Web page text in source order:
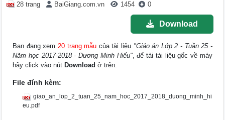
28 trang BaiGiang.com.vn 1454 0
Download
Bạn đang xem20 trang mẫu của tài liệu "Giáo án Lớp 2 - Tuần 25 -
Năm học 2017-2018 - Dương Minh Hiếu", để tải tài liệu gốc về máy
hãy click vào nút Download ở trên.
File đính kèm:
giao_an_lop_2_tuan_25_nam_hoc_2017_2018_duong_minh_hi
eu.pdf